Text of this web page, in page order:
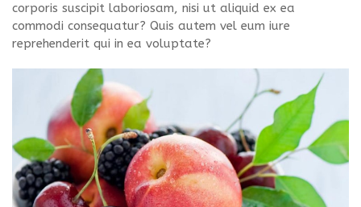
corporis suscipit laboriosam, nisi ut aliquid ex ea
commodi consequatur? Quis autem vel eum iure
reprehenderit qui in ea voluptate?